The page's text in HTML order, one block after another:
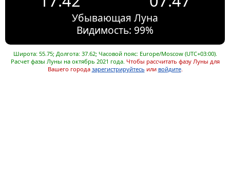
Убывающая Луна
Видимость: 99%
Широта: 55.75; Долгота: 37.62; Часовой пояс: Europe/Moscow (UTC+03:00).
Расчет фазы Луны на октябрь 2021 года. Чтобы рассчитать фазу Луны для
Вашего города зарегистрируйтесь или войдите.